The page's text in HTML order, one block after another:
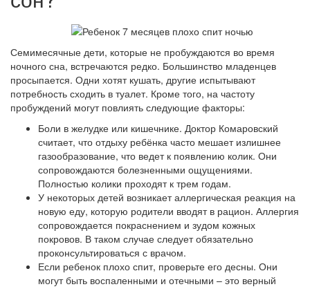
Семимесячные дети, которые не пробуждаются во время
ночного сна, встречаются редко. Большинство младенцев
просыпается. Одни хотят кушать, другие испытывают
потребность сходить в туалет. Кроме того, на частоту
пробуждений могут повлиять следующие факторы:
Боли в желудке или кишечнике. Доктор Комаровский
считает, что отдыху ребёнка часто мешает излишнее
газообразование, что ведет к появлению колик. Они
сопровождаются болезненными ощущениями.
Полностью колики проходят к трем годам.
У некоторых детей возникает аллергическая реакция на
новую еду, которую родители вводят в рацион. Аллергия
сопровождается покраснением и зудом кожных
покровов. В таком случае следует обязательно
проконсультироваться с врачом.
Если ребенок плохо спит, проверьте его десны. Они
могут быть воспаленными и отечными – это верный